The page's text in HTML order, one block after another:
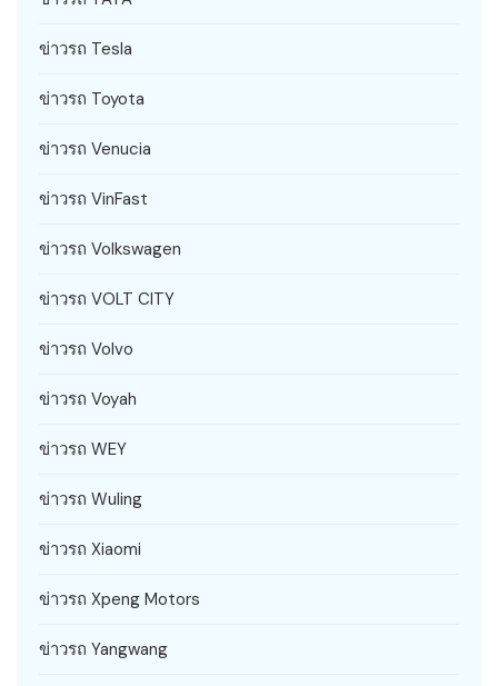
ข่าวรถ Tesla
ข่าวรถ Toyota
ข่าวรถ Venucia
ข่าวรถ VinFast
ข่าวรถ Volkswagen
ข่าวรถ VOLT CITY
ข่าวรถ Volvo
ข่าวรถ Voyah
ข่าวรถ WEY
ข่าวรถ Wuling
ข่าวรถ Xiaomi
ข่าวรถ Xpeng Motors
ข่าวรถ Yangwang